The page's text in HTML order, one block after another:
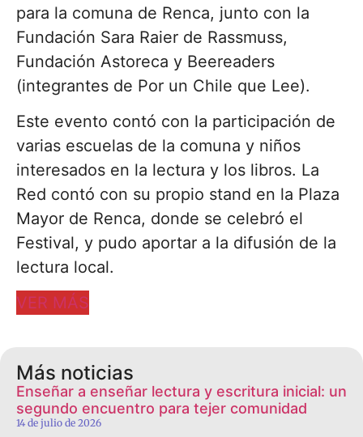
para la comuna de Renca, junto con la
Fundación Sara Raier de Rassmuss,
Fundación Astoreca y Beereaders
(integrantes de Por un Chile que Lee).
Este evento contó con la participación de
varias escuelas de la comuna y niños
interesados en la lectura y los libros. La
Red contó con su propio stand en la Plaza
Mayor de Renca, donde se celebró el
Festival, y pudo aportar a la difusión de la
lectura local.
VER MÁS
Más noticias
Enseñar a enseñar lectura y escritura inicial: un
segundo encuentro para tejer comunidad
14 de julio de 2026